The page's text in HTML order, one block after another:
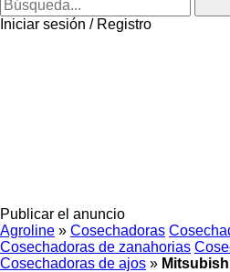
Iniciar sesión / Registro
Publicar el anuncio
Agroline » Cosechadoras
Cosechadoras de zanahorias
Cosechadoras de ajos »